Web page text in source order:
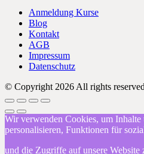
Anmeldung Kurse
Blog
Kontakt
AGB
Impressum
Datenschutz
© Copyright 2026 All rights reserved
Wir verwenden Cookies, um Inhalte
personalisieren, Funktionen für
und die Zugriffe auf unsere Website